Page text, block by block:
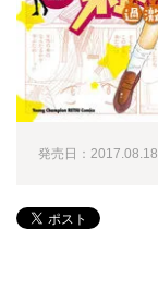
発売日：2017.08.18